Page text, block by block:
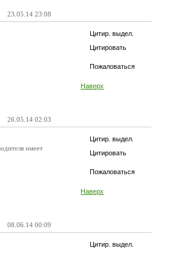
23.05.14 23:08
Цитир. выдел.
Цитировать
Пожаловаться
Наверх
26.05.14 02:03
Цитир. выдел.
Цитировать
Пожаловаться
Наверх
имеет
08.06.14 00:09
Цитир. выдел.